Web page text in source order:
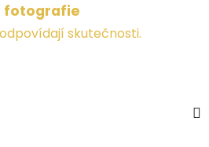
fotografie
skutečnosti.